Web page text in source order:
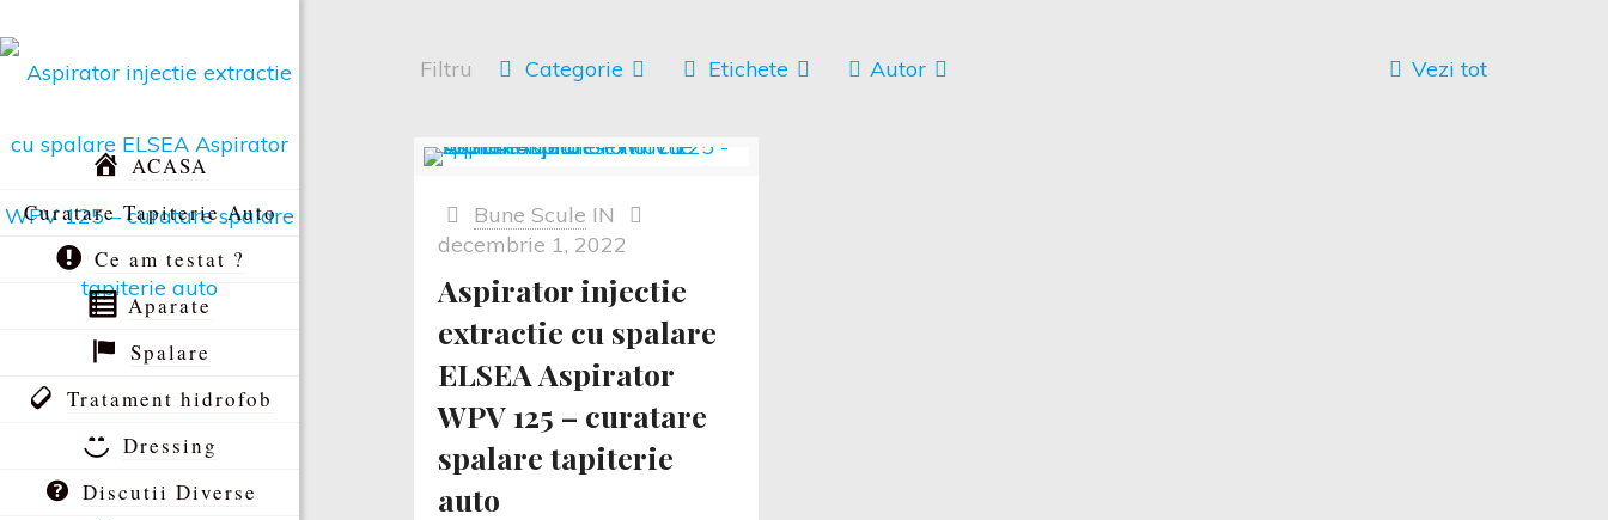
ACASA
Curatare Tapiterie Auto
Ce am testat ?
Aparate
Spalare
Tratament hidrofob
Dressing
Discutii Diverse
Filtru Categorie Etichete Autor Vezi tot
Bune Scule IN
decembrie 1, 2022
Aspirator injectie
extractie cu spalare
ELSEA Aspirator
WPV 125 – curatare
spalare tapiterie
auto